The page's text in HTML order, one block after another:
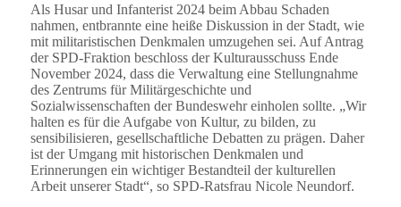
Als Husar und Infanterist 2024 beim Abbau Schaden
nahmen, entbrannte eine heiße Diskussion in der Stadt, wie
mit militaristischen Denkmalen umzugehen sei. Auf Antrag
der SPD-Fraktion beschloss der Kulturausschuss Ende
November 2024, dass die Verwaltung eine Stellungnahme
des Zentrums für Militärgeschichte und
Sozialwissenschaften der Bundeswehr einholen sollte. „Wir
halten es für die Aufgabe von Kultur, zu bilden, zu
sensibilisieren, gesellschaftliche Debatten zu prägen. Daher
ist der Umgang mit historischen Denkmalen und
Erinnerungen ein wichtiger Bestandteil der kulturellen
Arbeit unserer Stadt“, so SPD-Ratsfrau Nicole Neundorf.